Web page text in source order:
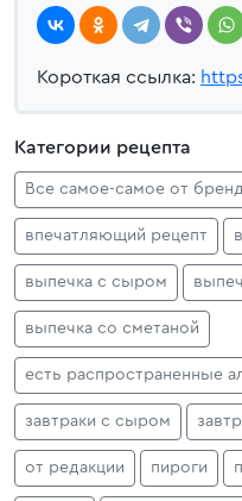
Короткая ссылка:
Категории рецепта
Все самое-самое от
впечатляющий рецепт
выпечка с сыром
выпечка со сметаной
есть распространенные
завтраки с сыром
от редакции пироги